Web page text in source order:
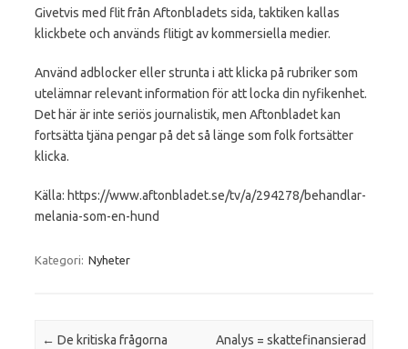
Givetvis med flit från Aftonbladets sida, taktiken kallas
klickbete och används flitigt av kommersiella medier.
Använd adblocker eller strunta i att klicka på rubriker som
utelämnar relevant information för att locka din nyfikenhet.
Det här är inte seriös journalistik, men Aftonbladet kan
fortsätta tjäna pengar på det så länge som folk fortsätter
klicka.
Källa: https://www.aftonbladet.se/tv/a/294278/behandlar-
melania-som-en-hund
Kategori: Nyheter
Inläggsnavigering
← De kritiska frågorna
Analys = skattefinansierad